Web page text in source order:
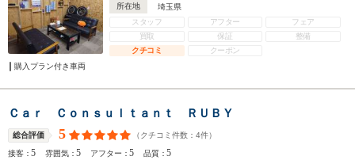
所在地
埼玉県
スタッフ
アフター
フェア
買取
保証
整備
クチコミ
クーポン
購入プラン付き車両
Ｃａｒ Ｃｏｎｓｕｌｔａｎｔ ＲＵＢＹ
総合評価 5 （クチコミ件数： 4件）
接客：5 雰囲気：5 アフター：5 品質：5